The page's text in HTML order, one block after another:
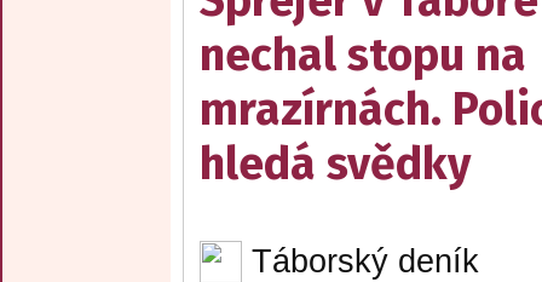
nechal stopu na
mrazírnách.
hledá svědky
Táborský deník